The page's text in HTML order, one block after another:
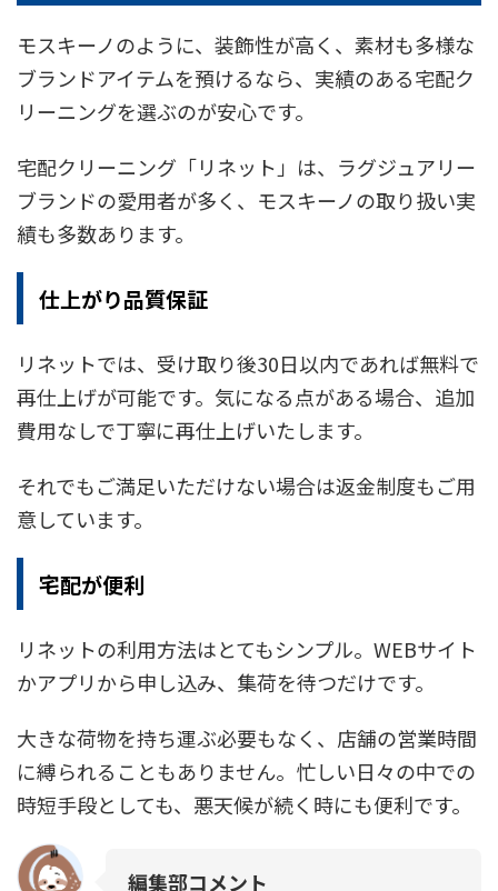
モスキーノのように、装飾性が高く、素材も多様な
ブランドアイテムを預けるなら、実績のある宅配ク
リーニングを選ぶのが安心です。
宅配クリーニング「リネット」は、ラグジュアリー
ブランドの愛用者が多く、モスキーノの取り扱い実
績も多数あります。
仕上がり品質保証
リネットでは、受け取り後30日以内であれば無料で
再仕上げが可能です。気になる点がある場合、追加
費用なしで丁寧に再仕上げいたします。
それでもご満足いただけない場合は返金制度もご用
意しています。
宅配が便利
リネットの利用方法はとてもシンプル。WEBサイト
かアプリから申し込み、集荷を待つだけです。
大きな荷物を持ち運ぶ必要もなく、店舗の営業時間
に縛られることもありません。忙しい日々の中での
時短手段としても、悪天候が続く時にも便利です。
編集部コメント